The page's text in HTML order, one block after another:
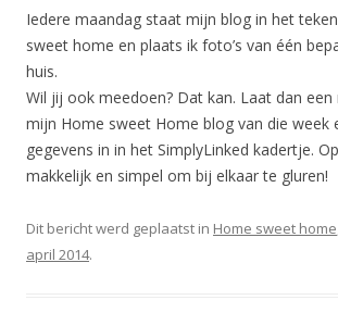
Iedere maandag staat mijn blog in het
sweet home en plaats ik foto’s van één
huis.
Wil jij ook meedoen? Dat kan. Laat dan
mijn Home sweet Home blog van die week
gegevens in in het SimplyLinked kadertje.
makkelijk en simpel om bij elkaar te gluren!
Dit bericht werd geplaatst in Home sweet home
april 2014.